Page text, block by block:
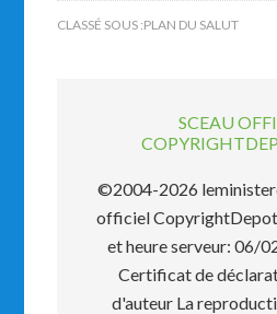
CLASSÉ SOUS :PLAN DU SALUT
SCEAU
©2004-2026
officiel
et heure serveur: 06/
Certificat de
d'auteur La